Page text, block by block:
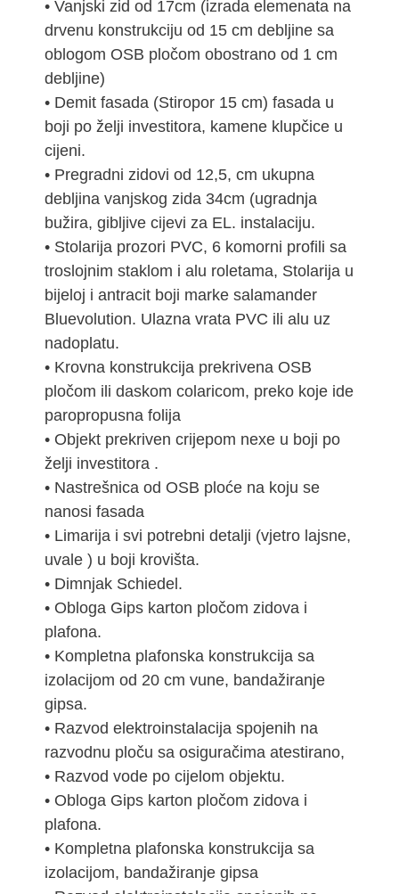
• Vanjski zid od 17cm (izrada elemenata na
drvenu konstrukciju od 15 cm debljine sa
oblogom OSB pločom obostrano od 1 cm
debljine)
• Demit fasada (Stiropor 15 cm) fasada u
boji po želji investitora, kamene klupčice u
cijeni.
• Pregradni zidovi od 12,5, cm ukupna
debljina vanjskog zida 34cm (ugradnja
bužira, gibljive cijevi za EL. instalaciju.
• Stolarija prozori PVC, 6 komorni profili sa
troslojnim staklom i alu roletama, Stolarija u
bijeloj i antracit boji marke salamander
Bluevolution. Ulazna vrata PVC ili alu uz
nadoplatu.
• Krovna konstrukcija prekrivena OSB
pločom ili daskom colaricom, preko koje ide
paropropusna folija
• Objekt prekriven crijepom nexe u boji po
želji investitora .
• Nastrešnica od OSB ploće na koju se
nanosi fasada
• Limarija i svi potrebni detalji (vjetro lajsne,
uvale ) u boji krovišta.
• Dimnjak Schiedel.
• Obloga Gips karton pločom zidova i
plafona.
• Kompletna plafonska konstrukcija sa
izolacijom od 20 cm vune, bandažiranje
gipsa.
• Razvod elektroinstalacija spojenih na
razvodnu ploču sa osiguračima atestirano,
• Razvod vode po cijelom objektu.
• Obloga Gips karton pločom zidova i
plafona.
• Kompletna plafonska konstrukcija sa
izolacijom, bandažiranje gipsa